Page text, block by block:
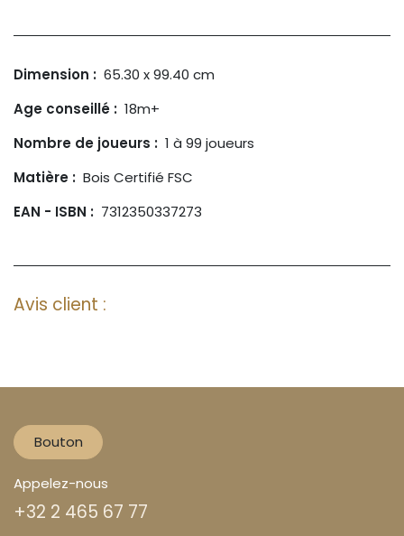
Dimension : 65.30 x 99.40 cm
Age conseillé : 18m+
Nombre de joueurs : 1 à 99 joueurs
Matière : Bois Certifié FSC
EAN - ISBN : 7312350337273
Avis client :
Bouton
Appelez-nous
+32 2 465 67 77